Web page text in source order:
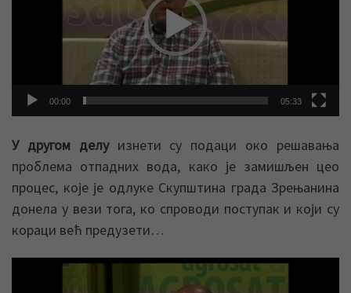
00:00 05:33
У другом делуизнети су подаци око решавања
проблема отпадних вода, како је замишљен цео
процес, које је одлуке Скупштина града Зрењанина
донела у вези тога, ко спроводи поступак и који су
кораци већ предузети…
Прегледач